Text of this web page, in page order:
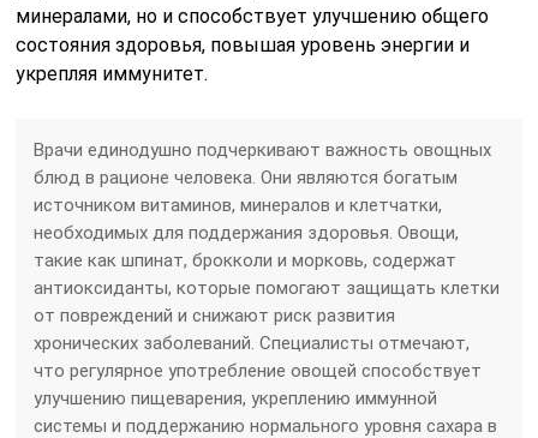
минералами, но и способствует улучшению общего
состояния здоровья, повышая уровень энергии и
укрепляя иммунитет.
Врачи единодушно подчеркивают важность овощных
блюд в рационе человека. Они являются богатым
источником витаминов, минералов и клетчатки,
необходимых для поддержания здоровья. Овощи,
такие как шпинат, брокколи и морковь, содержат
антиоксиданты, которые помогают защищать клетки
от повреждений и снижают риск развития
хронических заболеваний. Специалисты отмечают,
что регулярное употребление овощей способствует
улучшению пищеварения, укреплению иммунной
системы и поддержанию нормального уровня сахара в